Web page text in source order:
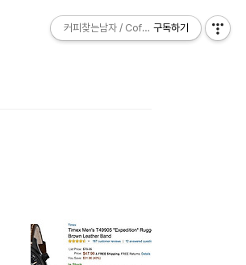
커피찾는남자 / Coffee Explorer
구독하기
커피찾는남자 / Coffee Explorer
구독하기